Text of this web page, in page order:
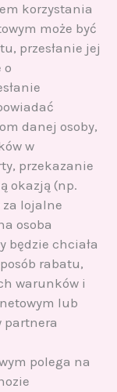
korzystania
może być
przesłanie jej
o
danej osoby,
w
przekazanie
okazją (np.
lojalne
osoba
będzie chciała
rabatu,
warunków i
lub
partnera
polega na